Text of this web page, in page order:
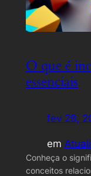
O que é
essenciais
fev 28,
em
Conheça o
conceitos